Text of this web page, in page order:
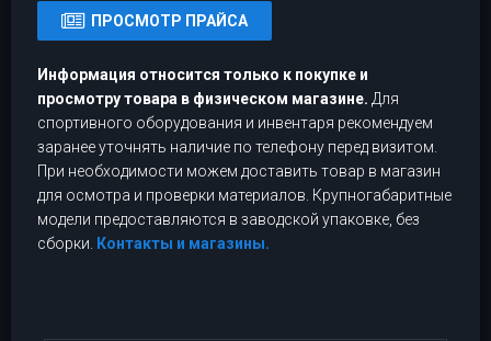
ПРОСМОТР ПРАЙСА
Информация относится только к покупке и
просмотру товара в физическом магазине. Для
спортивного оборудования и инвентаря рекомендуем
заранее уточнять наличие по телефону перед визитом.
При необходимости можем доставить товар в магазин
для осмотра и проверки материалов. Крупногабаритные
модели предоставляются в заводской упаковке, без
сборки.
Контакты и магазины.